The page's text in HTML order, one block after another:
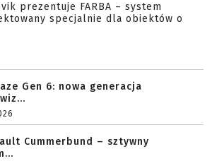
prezentuje FARBA – system
specjalnie dla obiektów o
Gen 6: nowa generacja
Cummerbund – sztywny